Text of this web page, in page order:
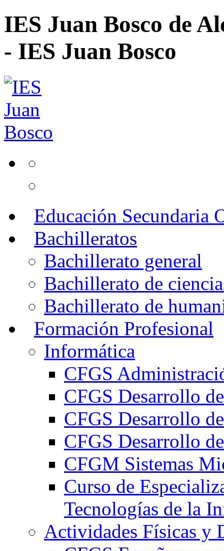
IES Juan Bosco de
- IES Juan Bosco
Educación Secundaria
Bachilleratos
Bachillerato general
Bachillerato de
Bachillerato de
Formación Profesional
Informática
CFGS
CFGS Desarrollo
CFGS Desarrollo
CFGS Desarrollo
CFGM Sistemas
Curso de
Tecnologías de la
Actividades Físicas y